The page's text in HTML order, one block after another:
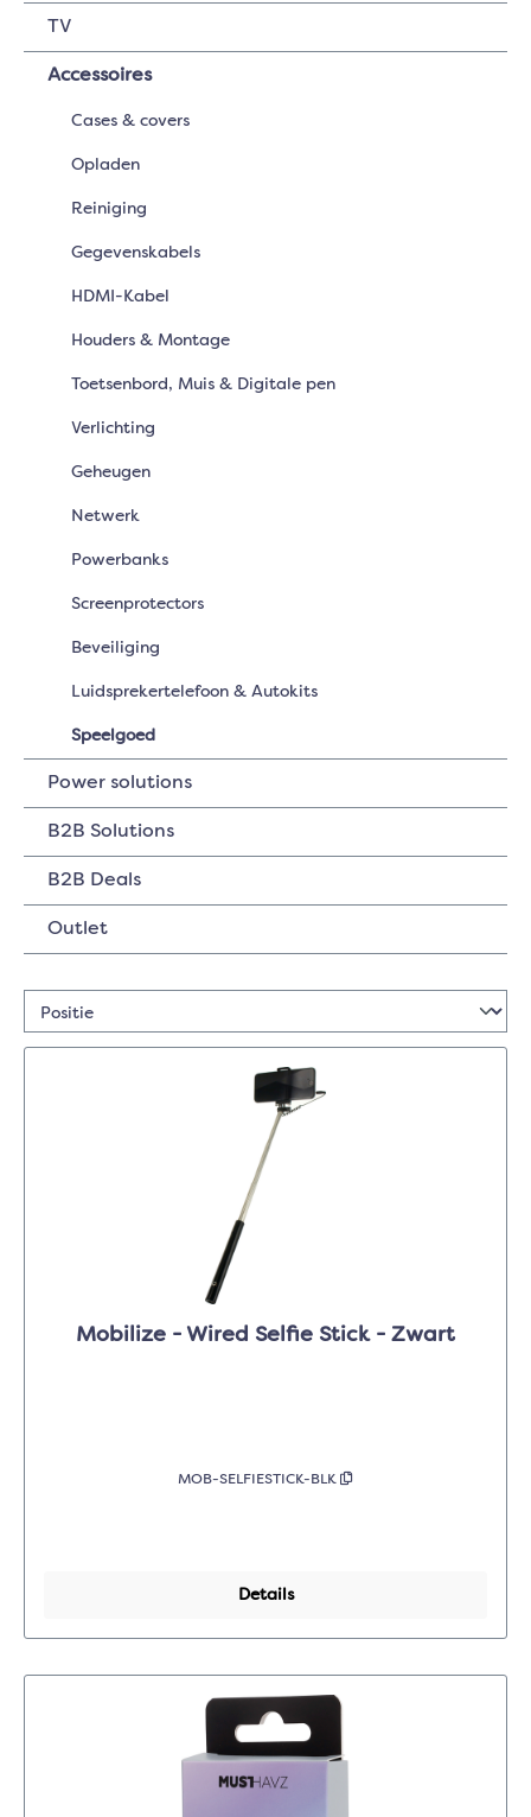
TV
Accessoires
Cases & covers
Opladen
Reiniging
Gegevenskabels
HDMI-Kabel
Houders & Montage
Toetsenbord, Muis & Digitale pen
Verlichting
Geheugen
Netwerk
Powerbanks
Screenprotectors
Beveiliging
Luidsprekertelefoon & Autokits
Speelgoed
Power solutions
B2B Solutions
B2B Deals
Outlet
Mobilize - Wired Selfie Stick - Zwart
MOB-SELFIESTICK-BLK
Details